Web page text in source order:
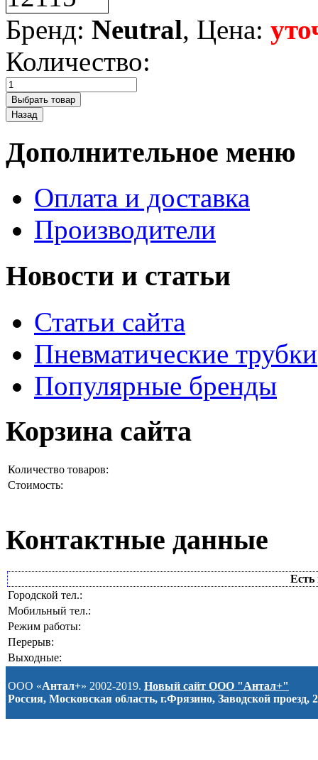
Бренд: Neutral, Цена:
Количество:
Дополнительное меню
Оплата и доставка
Производители
Новости и статьи
Статьи сайта
Пневматические трубки
Популярные бренды
Корзина сайта
Количество товаров:
Стоимость:
Контактные данные
Есть
Городской тел.:
Мобильный тел.:
Режим работы:
Перерыв:
Выходные:
ООО «Антал+» 2002-2019. Новый сайт ООО "Антал+"
Россия, Московская область, г.Фрязино, Заводской проезд, 2